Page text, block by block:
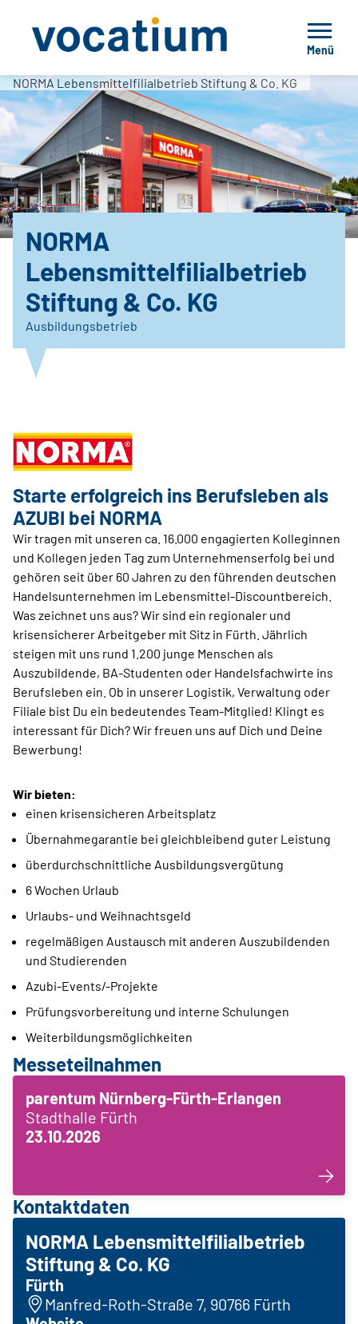
Menü
NORMA Lebensmittelfilialbetrieb Stiftung & Co. KG
NORMA
Lebensmittelfilialbetrieb
Stiftung & Co. KG
Ausbildungsbetrieb
Starte erfolgreich ins Berufsleben als
AZUBI bei NORMA
Wir tragen mit unseren ca. 16.000 engagierten Kolleginnen
und Kollegen jeden Tag zum Unternehmenserfolg bei und
gehören seit über 60 Jahren zu den führenden deutschen
Handelsunternehmen im Lebensmittel-Discountbereich.
Was zeichnet uns aus? Wir sind ein regionaler und
krisensicherer Arbeitgeber mit Sitz in Fürth. Jährlich
steigen mit uns rund 1.200 junge Menschen als
Auszubildende, BA-Studenten oder Handelsfachwirte ins
Berufsleben ein. Ob in unserer Logistik, Verwaltung oder
Filiale bist Du ein bedeutendes Team-Mitglied! Klingt es
interessant für Dich? Wir freuen uns auf Dich und Deine
Bewerbung!
Wir bieten:
einen krisensicheren Arbeitsplatz
Übernahmegarantie bei gleichbleibend guter Leistung
überdurchschnittliche Ausbildungsvergütung
6 Wochen Urlaub
Urlaubs- und Weihnachtsgeld
regelmäßigen Austausch mit anderen Auszubildenden
und Studierenden
Azubi-Events/-Projekte
Prüfungsvorbereitung und interne Schulungen
Weiterbildungsmöglichkeiten
Messeteilnahmen
parentum Nürnberg-Fürth-Erlangen
Stadthalle Fürth
23.10.2026
Kontaktdaten
NORMA Lebensmittelfilialbetrieb
Stiftung & Co. KG
Fürth
Manfred-Roth-Straße 7, 90766 Fürth